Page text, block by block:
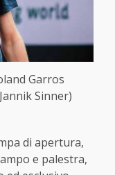
Garros
Sinner)
di apertura,
e palestra,